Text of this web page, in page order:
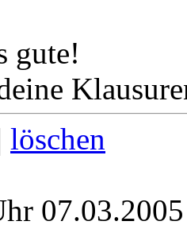
gute!
löschen